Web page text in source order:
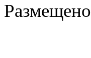
Размещено